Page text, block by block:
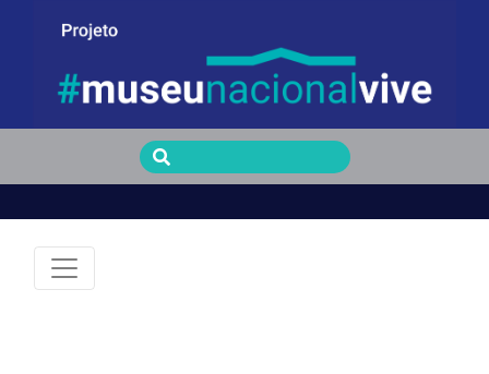
Museu Nacional Vive